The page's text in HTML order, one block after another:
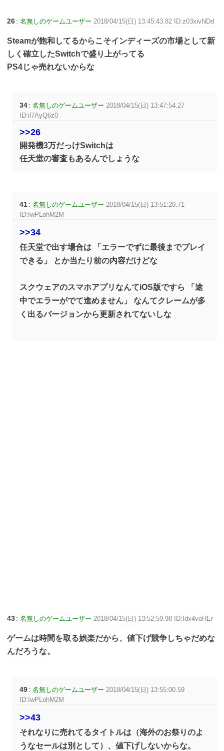
26 :名無しのゲームユーザー 2018/04/15(日) 13:45:43.82 ID:z03xivNDd
Steamが飽和してるからこそインディーズの市場として新
しく確立したSwitchで盛り上がってる
PS4じゃ売れないからな
34 :名無しのゲームユーザー 2018/04/15(日) 13:47:54.27
ID:il7AyQ6z0
>>26
開発機3万だっけSwitchは
任天堂の審査もあるんでしょうな
41 :名無しのゲームユーザー 2018/04/15(日) 13:51:20.71
ID:IwPLohM2M
>>34
任天堂で出す場合は 「エラーでずに最後までプレイ
できる」 とか当たり前の内容だけどな
スクウェアのスマホアプリなんてiOS版ですら 「途
中でエラーがでて進めません」 なんてクレームが多
く出るバージョンから更新されてないしな
43 :名無しのゲームユーザー 2018/04/15(日) 13:52:59.98 ID:Idx4voHEr
ゲームは時間を取る娯楽だから、値下げ競争しちゃだめな
んだろうな。
49 :名無しのゲームユーザー 2018/04/15(日) 13:55:00.59
ID:IwPLohM2M
>>43
それなりに売れてるタイトルは（海外のお祭りのよ
うなセールは別として）、値下げしないからな。